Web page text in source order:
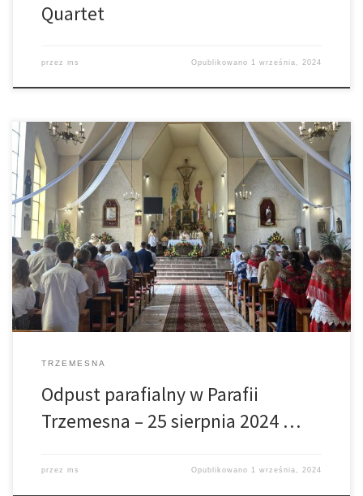
Quartet
przez ms Opublikowano 1 września, 2024
25 sierpnia br. parafia w Trzemesnej przeżywała Uroczystość
Odpustową ku czci N.M.P. Częstochowskiej. Suma odpustowej o
godz. 11.00. przewodniczył i kazanie wygłosił O. Maksymilian
Wójtowicz ze Zgromadzenia Księży Michalitów. Po Mszy Św. miła
miejsce tradycyjnie procesja Eucharystyczna. Bóg zapłać
wszystkim parafianom i gościom za piękne przeżycie i
przygotowanie Odpustu Parafialnego. […]
TRZEMESNA
Odpust parafialny w Parafii
Trzemesna – 25 sierpnia 2024 …
przez ms Opublikowano 1 września, 2024